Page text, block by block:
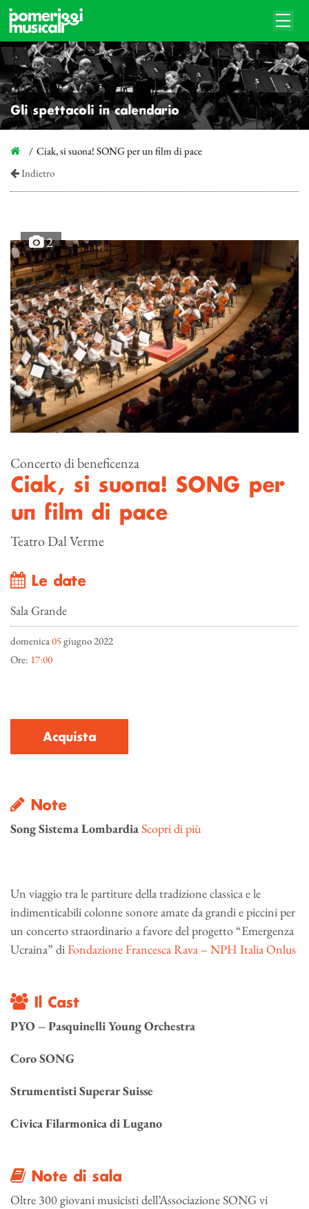
Gli spettacoli in calendario
Ciak, si suona! SONG per un film di pace
Indietro
2
Concerto di beneficenza
Ciak, si suona! SONG per
un film di pace
Teatro Dal Verme
Le date
Sala Grande
domenica05giugno 2022
Ore: 17:00
Acquista
Note
Song Sistema LombardiaScopri di più
Un viaggio tra le partiture della tradizione classica e le
indimenticabili colonne sonore amate da grandi e piccini per
un concerto straordinario a favore del progetto “Emergenza
Ucraina” diFondazione Francesca Rava – NPH Italia Onlus
Il Cast
PYO – Pasquinelli Young Orchestra
Coro SONG
Strumentisti Superar Suisse
Civica Filarmonica di Lugano
Note di sala
Oltre 300 giovani musicisti dell’Associazione SONG vi